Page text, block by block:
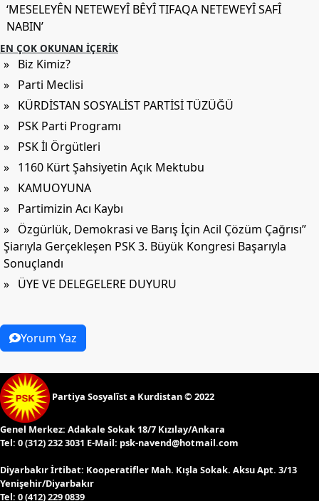
‘MESELEYÊN NETEWEYÎ BÊYÎ TIFAQA NETEWEYÎ SAFÎ
NABIN’
EN ÇOK OKUNAN İÇERIK
» Biz Kimiz?
» Parti Meclisi
» KÜRDİSTAN SOSYALİST PARTİSİ TÜZÜĞÜ
» PSK Parti Programı
» PSK İl Örgütleri
» 1160 Kürt Şahsiyetin Açık Mektubu
» KAMUOYUNA
» Partimizin Acı Kaybı
» Özgürlük, Demokrasi ve Barış İçin Acil Çözüm Çağrısı”
Şiarıyla Gerçekleşen PSK 3. Büyük Kongresi Başarıyla
Sonuçlandı
» ÜYE VE DELEGELERE DUYURU
Yorum Yaz
Partiya Sosyalîst a Kurdistan © 2022
Genel Merkez: Adakale Sokak 18/7 Kızılay/Ankara
Tel: 0 (312) 232 3031 E-Mail: psk-navend@hotmail.com
Diyarbakır İrtibat: Kooperatifler Mah. Kışla Sokak. Aksu Apt. 3/13
Yenişehir/Diyarbakır
Tel: 0 (412) 229 0839